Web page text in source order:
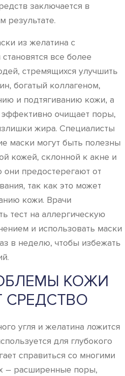
заключается в
результате.
из желатина с
все более
стремящихся улучшить
богатый коллагеном,
и подтягиванию кожи, а
очищает поры,
жира. Специалисты
маски могут быть полезны
кожей, склонной к акне и
предостерегают от
так как это может
кожи. Врачи
тест на аллергическую
и использовать маски
в неделю, чтобы избежать
КОЖИ
СРЕДСТВО
угля и желатина ложится
для глубокого
справиться со многими
– расширенные поры,